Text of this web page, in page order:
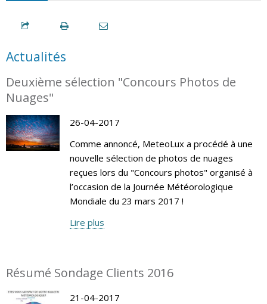
Actualités
Deuxième sélection "Concours Photos de
Nuages"
26-04-2017
Comme annoncé, MeteoLux a procédé à une
nouvelle sélection de photos de nuages
reçues lors du "Concours photos" organisé à
l’occasion de la Journée Météorologique
Mondiale du 23 mars 2017 !
Lire plus
Résumé Sondage Clients 2016
21-04-2017